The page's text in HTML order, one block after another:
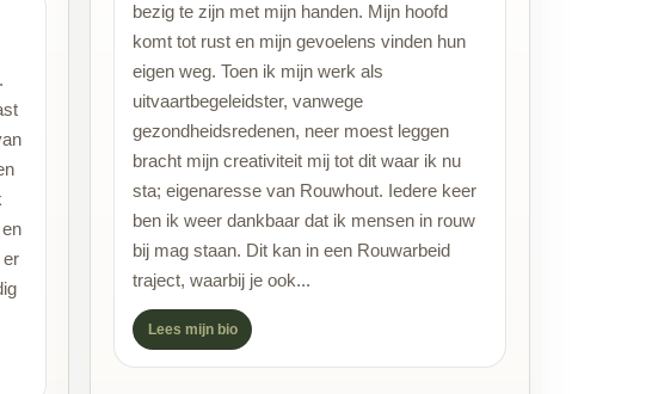
er
bezig te zijn met mijn handen. Mijn hoofd
komt tot rust en mijn gevoelens vinden hun
eigen weg. Toen ik mijn werk als
uitvaartbegeleidster, vanwege
gezondheidsredenen, neer moest leggen
bracht mijn creativiteit mij tot dit waar ik nu
sta; eigenaresse van Rouwhout. Iedere keer
ben ik weer dankbaar dat ik mensen in rouw
bij mag staan. Dit kan in een Rouwarbeid
traject, waarbij je ook...
Lees mijn bio